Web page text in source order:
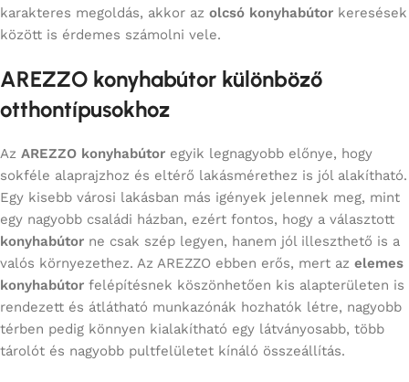
karakteres megoldás, akkor az olcsó konyhabútor keresések
között is érdemes számolni vele.
AREZZO konyhabútor különböző
otthontípusokhoz
Az AREZZO konyhabútor egyik legnagyobb előnye, hogy
sokféle alaprajzhoz és eltérő lakásmérethez is jól alakítható.
Egy kisebb városi lakásban más igények jelennek meg, mint
egy nagyobb családi házban, ezért fontos, hogy a választott
konyhabútor ne csak szép legyen, hanem jól illeszthető is a
valós környezethez. Az AREZZO ebben erős, mert az elemes
konyhabútor felépítésnek köszönhetően kis alapterületen is
rendezett és átlátható munkazónák hozhatók létre, nagyobb
térben pedig könnyen kialakítható egy látványosabb, több
tárolót és nagyobb pultfelületet kínáló összeállítás.